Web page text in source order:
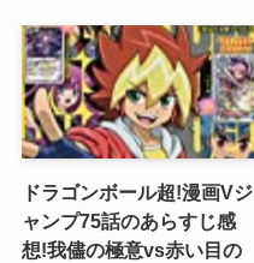
ドラゴンボール超!漫画Vジ
ャンプ75話のあらすじ感
想!我儘の極意vs赤い目の